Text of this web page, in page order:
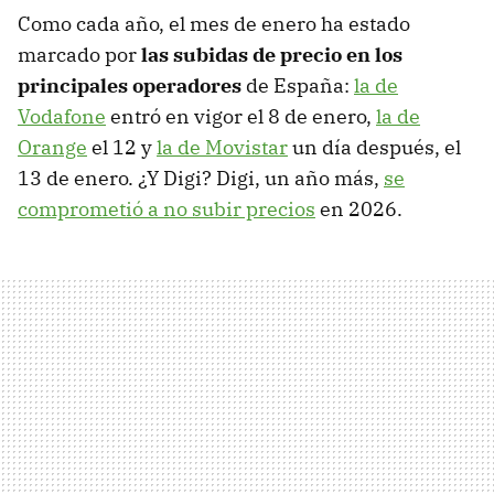
Como cada año, el mes de enero ha estado
marcado porlas subidas de precio en los
principales operadores de España: la de
Vodafone entró en vigor el 8 de enero, la de
Orange el 12 yla de Movistarun día después, el
13 de enero. ¿Y Digi? Digi, un año más, se
comprometió a no subir precios en 2026.